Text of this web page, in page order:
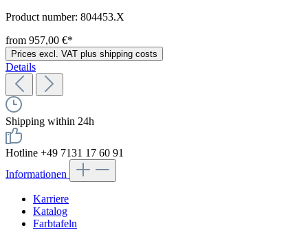
Product number: 804453.X
from 957,00 €*
Prices excl. VAT plus shipping costs
Details
Shipping within 24h
Hotline +49 7131 17 60 91
Informationen
Karriere
Katalog
Farbtafeln